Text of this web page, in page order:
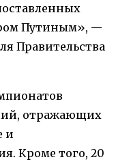
Путиным», —
Правительства
отражающих
и
Кроме того, 20